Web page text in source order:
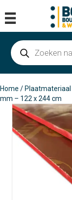
Producten
zoeken
Home / Plaatmateriaal
mm – 122 x 244 cm